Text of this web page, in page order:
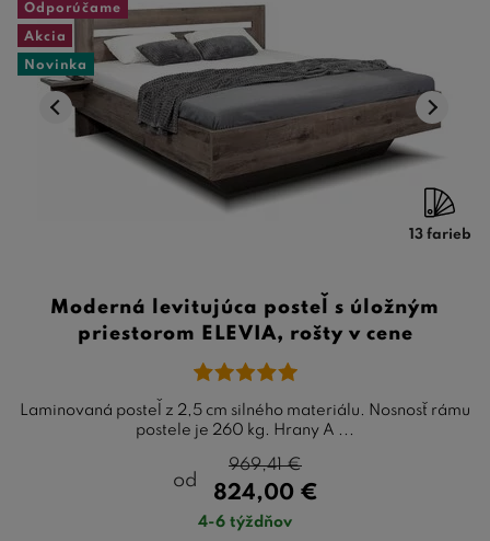
Odporúčame
Akcia
Novinka
13 farieb
Moderná levitujúca posteľ s úložným
priestorom ELEVIA, rošty v cene
Laminovaná posteľ z 2,5 cm silného materiálu. Nosnosť rámu
postele je 260 kg. Hrany A ...
od
824,00 €
969,41€
4-6 týždňov